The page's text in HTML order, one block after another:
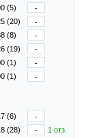
(5)
-
(20)
-
(8)
-
(19)
-
(1)
-
(1)
-
(6)
-
(28) -
1 отз.